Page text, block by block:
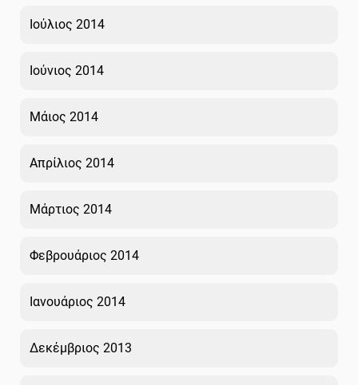
Ιούλιος 2014
Ιούνιος 2014
Μάιος 2014
Απρίλιος 2014
Μάρτιος 2014
Φεβρουάριος 2014
Ιανουάριος 2014
Δεκέμβριος 2013